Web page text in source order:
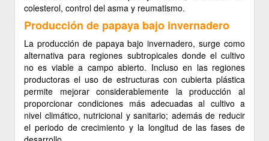
colesterol, control del asma y reumatismo.
Producción de papaya bajo invernadero
La producción de papaya bajo invernadero, surge como
alternativa para regiones subtropicales donde el cultivo
no es viable a campo abierto. Incluso en las regiones
productoras el uso de estructuras con cubierta plástica
permite mejorar considerablemente la producción al
proporcionar condiciones más adecuadas al cultivo a
nivel climático, nutricional y sanitario; además de reducir
el periodo de crecimiento y la longitud de las fases de